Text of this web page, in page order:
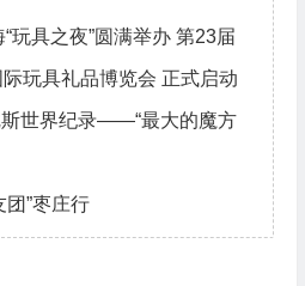
玩具之夜”圆满举办 第23届
玩具礼品博览会 正式启动
世界纪录——“最大的魔方
团”枣庄行